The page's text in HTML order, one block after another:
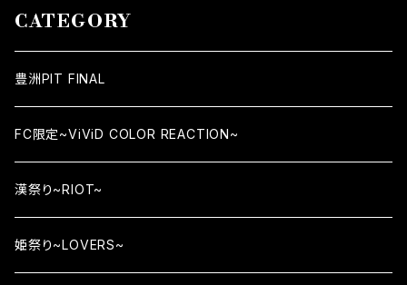
CATEGORY
豊洲PIT FINAL
FC限定~ViViD COLOR REACTION~
漢祭り~RIOT~
姫祭り~LOVERS~